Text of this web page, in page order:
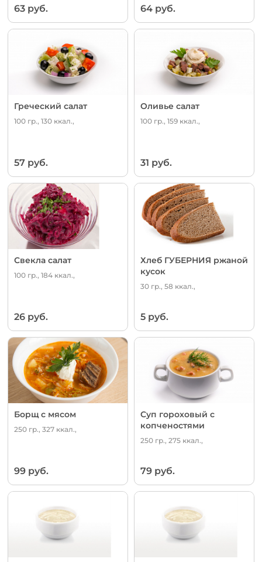
63 руб. 64 руб.
Греческий салат
100 гр., 130 ккал.,
57 руб.
Оливье салат
100 гр., 159 ккал.,
31 руб.
Свекла салат
100 гр., 184 ккал.,
26 руб.
Хлеб ГУБЕРНИЯ ржаной
кусок
30 гр., 58 ккал.,
5 руб.
Борщ с мясом
250 гр., 327 ккал.,
99 руб.
Суп гороховый с
копченостями
250 гр., 275 ккал.,
79 руб.